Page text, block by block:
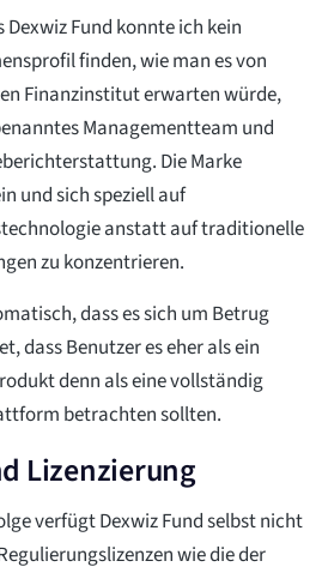
Fund konnte ich kein
finden, wie man es von
Finanzinstitut erwarten würde,
Managementteam und
Die Marke
und sich speziell auf
anstatt auf traditionelle
zu konzentrieren.
dass es sich um Betrug
dass Benutzer es eher als ein
denn als eine vollständig
betrachten sollten.
Lizenzierung
verfügt Dexwiz Fund selbst nicht
wie die der